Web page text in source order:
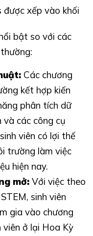
được xếp vào khối
bật so với các
Các chương
kết hợp kiến
phân tích dữ
và các công cụ
viên có lợi thế
trường làm việc
hiện nay.
mở: Với việc theo
sinh viên
gia vào chương
viên ở lại Hoa Kỳ